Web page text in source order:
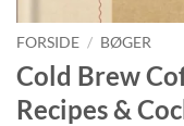
FORSIDE / BØGER
Cold Brew
Recipes &